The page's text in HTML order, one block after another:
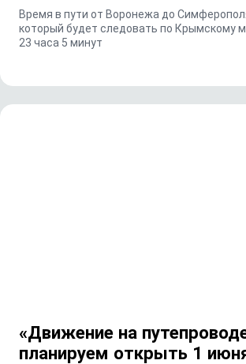
Время в пути от Воронежа до
который будет следовать по Крымскому
23 часа 5 минут
«Движение на
планируем открыть 1